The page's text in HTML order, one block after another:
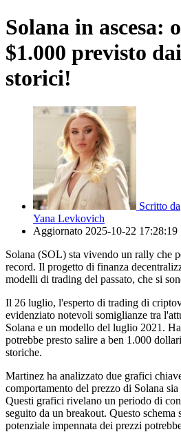
Solana in ascesa:
$1.000 previsto
storici!
Scritto da
Yana Levkovich
Aggiornato 2025-10-22 17:28:19
Solana (SOL) sta vivendo un rally che
record. Il progetto di finanza
modelli di trading del passato, che si
Il 26 luglio, l'esperto di trading di
evidenziato notevoli somiglianze tra
Solana e un modello del luglio 2021.
potrebbe presto salire a ben 1.000
storiche.
Martinez ha analizzato due grafici
comportamento del prezzo di Solana
Questi grafici rivelano un periodo di
seguito da un breakout. Questo schema
potenziale impennata dei prezzi